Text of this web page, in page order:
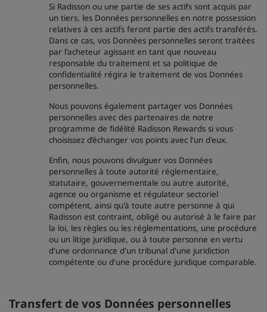
Si Radisson ou une partie de ses actifs sont acquis par
un tiers, les Données personnelles en notre possession
relatives à ces actifs feront partie des actifs transférés.
Dans ce cas, vos Données personnelles seront traitées
par l'acheteur agissant en tant que nouveau
responsable du traitement et sa politique de
confidentialité régira le traitement de vos Données
personnelles.
Nous pouvons également partager vos Données
personnelles avec des partenaires de notre
programme de fidélité Radisson Rewards si vous
choisissez d’échanger vos points avec l'un d'eux.
Enfin, nous pouvons divulguer vos Données
personnelles à toute autorité réglementaire,
statutaire, gouvernementale ou autre autorité,
agence ou organisme et régulateur sectoriel
compétent, ainsi qu'à toute autre personne à qui
Radisson est contraint, obligé ou autorisé à le faire par
la loi, les règles ou les réglementations, une procédure
ou un litige juridique, ou à toute personne en vertu
d'une ordonnance d'un tribunal d'une juridiction
compétente ou d'une procédure juridique comparable.
Transfert de vos Données personnelles